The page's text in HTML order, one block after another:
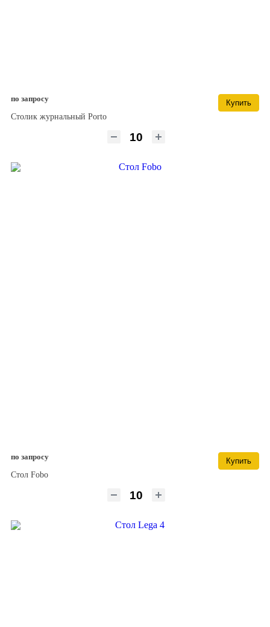
по запросу
Купить
Столик журнальный Porto
по запросу
Купить
Стол Fobo